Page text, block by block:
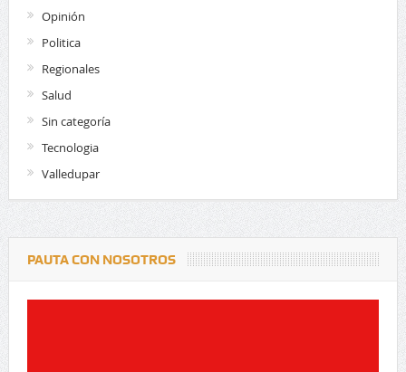
Opinión
Politica
Regionales
Salud
Sin categoría
Tecnologia
Valledupar
PAUTA CON NOSOTROS